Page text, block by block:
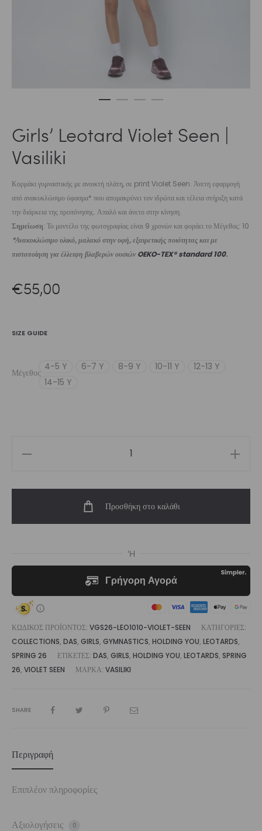
Girls’ Leotard Violet Seen |
Vasiliki
Κορμάκι γυμναστικής με ανοικτή πλάτη, σε print Violet Seen. Άνετη εφαρμογή
από ανακυκλώσιμο ύφασμα* που απομακρύνει τον ιδρώτα και τέλεια στήριξη κατά
την διάρκεια της προπόνησης. Απαλό και άνετο στην κίνηση.
Σημείωση: Το μοντέλο της φωτογραφίας είναι 9 χρονών και φοράει το Μέγεθος: 10
*Ανακυκλώσιμο υλικό, μαλακό στην υφή, εξαιρετικής ποιότητας και με
πιστοποίηση για έλλειψη βλαβερών ουσιών OEKO-TEX® standard 100.
€55,00
SIZE GUIDE
Μέγεθος
4-5 Y 6-7 Y 8-9 Y 10-11 Y
12-13 Y
14-15 Y
|
Προσθήκη στο καλάθι
ΚΩΔΙΚΌΣ ΠΡΟΪΌΝΤΟΣ: VGS26-LEO1010-VIOLET-SEEN
ΚΑΤΗΓΟΡΊΕΣ:
COLLECTIONS, DAS, GIRLS, GYMNASTICS, HOLDING YOU, LEOTARDS,
SPRING 26
ΕΤΙΚΈΤΕΣ: DAS, GIRLS, HOLDING YOU, LEOTARDS, SPRING
26, VIOLET SEEN ΜΆΡΚΑ: VASILIKI
SHARE
Περιγραφή
Επιπλέον πληροφορίες
Αξιολογήσεις 0